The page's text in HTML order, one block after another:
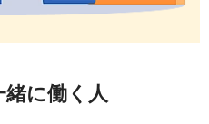
に働く人